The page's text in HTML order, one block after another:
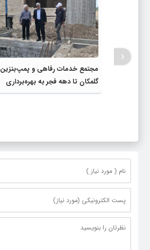
مجتمع خدمات رفاهی و پمپ‌بنزین
گلمکان تا دهه فجر به بهره‌برداری
می‌رسد
‹